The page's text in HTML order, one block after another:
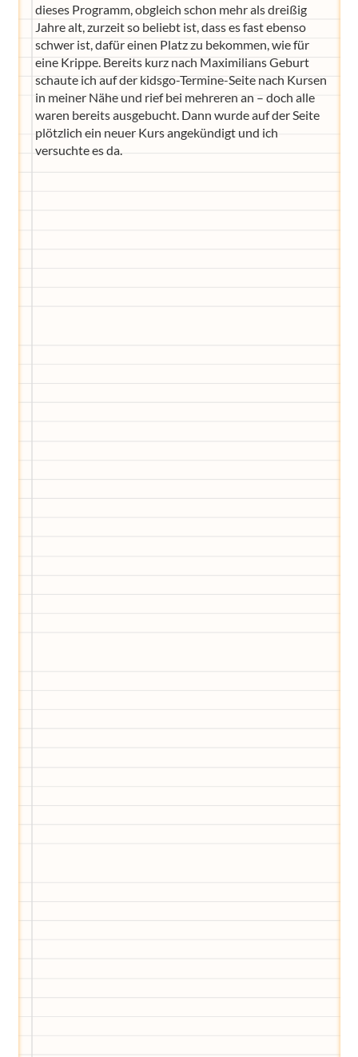
dieses Programm, obgleich schon mehr als dreißig
Jahre alt, zurzeit so beliebt ist, dass es fast ebenso
schwer ist, dafür einen Platz zu bekommen, wie für
eine Krippe. Bereits kurz nach Maximilians Geburt
schaute ich auf der kidsgo-Termine-Seite nach Kursen
in meiner Nähe und rief bei mehreren an – doch alle
waren bereits ausgebucht. Dann wurde auf der Seite
plötzlich ein neuer Kurs angekündigt und ich
versuchte es da.